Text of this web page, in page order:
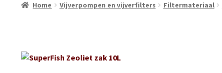
Home Vijverpompen en vijverfilters Filtermateriaal